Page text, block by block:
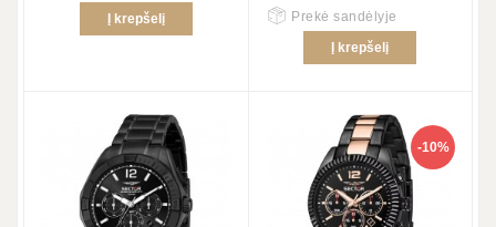
Į krepšelį
Prekė sandėlyje
Į krepšelį
-10%